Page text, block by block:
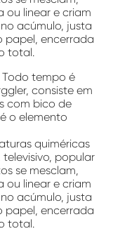
ou linear e criam
acúmulo, justa
papel, encerrada
total.
tempo é
consiste em
com bico de
o elemento
quiméricas
popular
se mesclam,
ou linear e criam
acúmulo, justa
papel, encerrada
total.